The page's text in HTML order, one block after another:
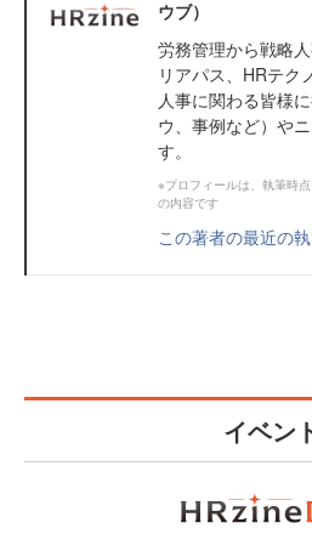
ウブ）
労務管理から戦略
リアパス、HRテク
人事に関わる皆様
ウ、事例など）や
す。
※プロフィールは、執筆時
の内容です
この著者の最近の
イベン